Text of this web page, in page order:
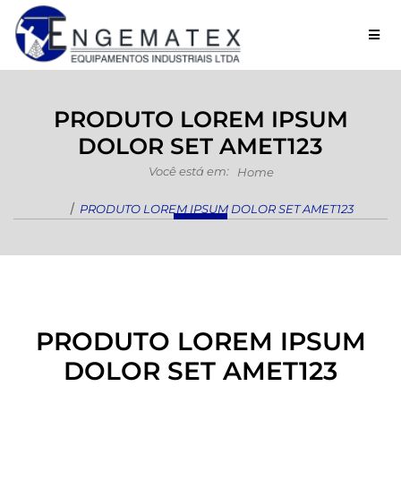
PRODUTO LOREM IPSUM
DOLOR SET AMET123
Você está em: Home
PRODUTO LOREM IPSUM DOLOR SET AMET123
PRODUTO LOREM IPSUM
DOLOR SET AMET123